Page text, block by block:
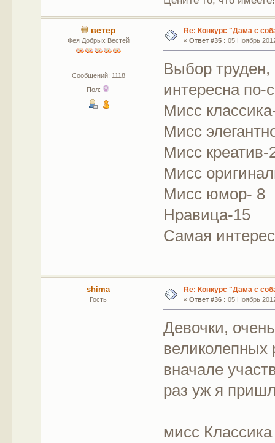
ветер
Фея Добрых Вестей
Сообщений: 1118
Пол:
Re: Конкурс "Дама с
« Ответ #35 : 05 Ноябрь
Выбор труден,
интересна
Мисс
Мисс
Мисс креатив-
Мисс
Мисс юмор- 8
Нравица-15
Самая
shima
Гость
Re: Конкурс "Дама с
« Ответ #36 : 05 Ноябрь
Девочки,
великолепных
вначале
раз уж я
мисс